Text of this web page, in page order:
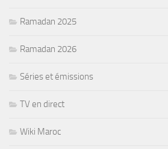
Ramadan 2025
Ramadan 2026
Séries et émissions
TV en direct
Wiki Maroc